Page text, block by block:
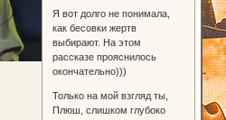
Я вот долго не понимала,
как бесовки жертв
выбирают. На этом
рассказе прояснилось
окончательно)))
Только на мой взгляд ты,
Плюш, слишком глубоко